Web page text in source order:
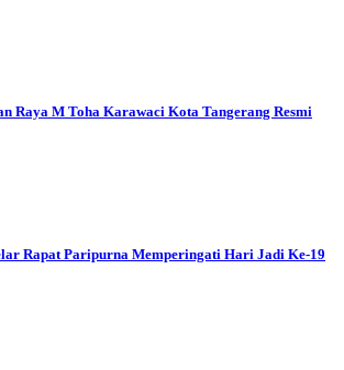
Raya M Toha Karawaci Kota Tangerang Resmi
Rapat Paripurna Memperingati Hari Jadi Ke-19